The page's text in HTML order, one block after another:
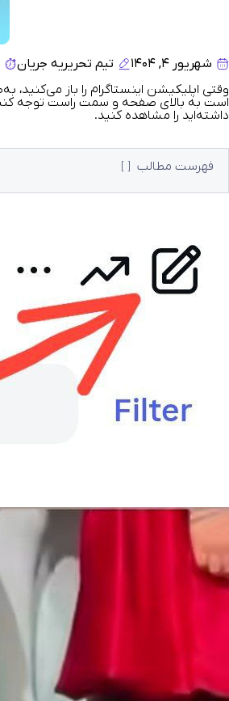
شهریور ۴, ۱۴۰۴ تیم تحریریه جریان
وقتی اپلیکیشن اینستاگرام را باز
است به بالای صفحه و سمت راست توجه کنید.
داشته‌اید را مشاهده کنید.
فهرست مطالب